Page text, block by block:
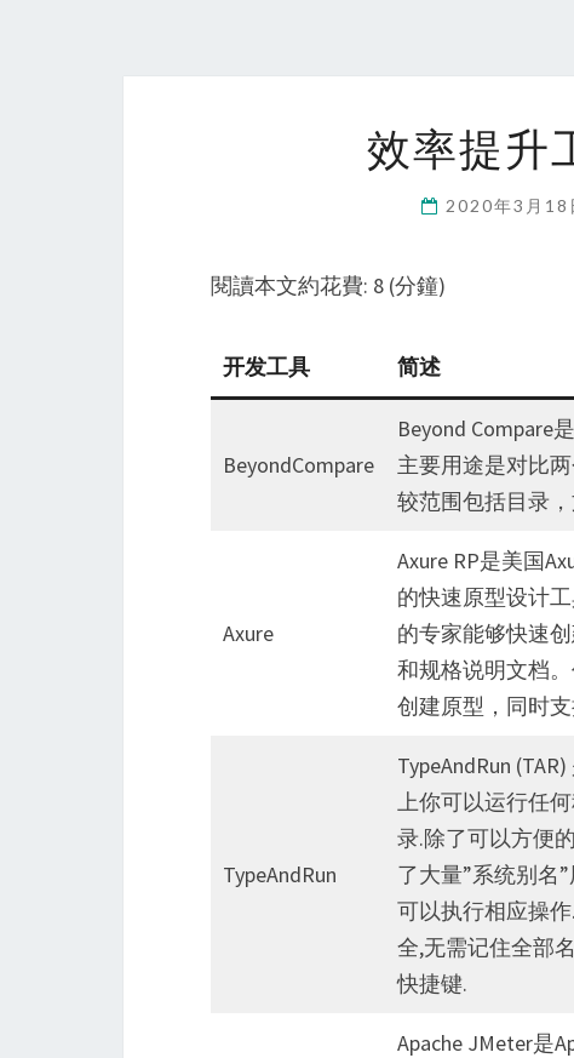
效率提升
2020年3月
閱讀本文約花費: 8 (分鐘)
开发工具 简述
BeyondCompare
Beyond Compare
主要用途是对比
较范围包括目录，
Axure
Axure RP是美国
的快速原型设计
的专家能够快速
和规格说明文档
创建原型，同时
TypeAndRun
TypeAndRun
上你可以运行任
录.除了可以方便
了大量”系统别名
可以执行相应操
全,无需记住全部
快捷键.
Apache JMeter是